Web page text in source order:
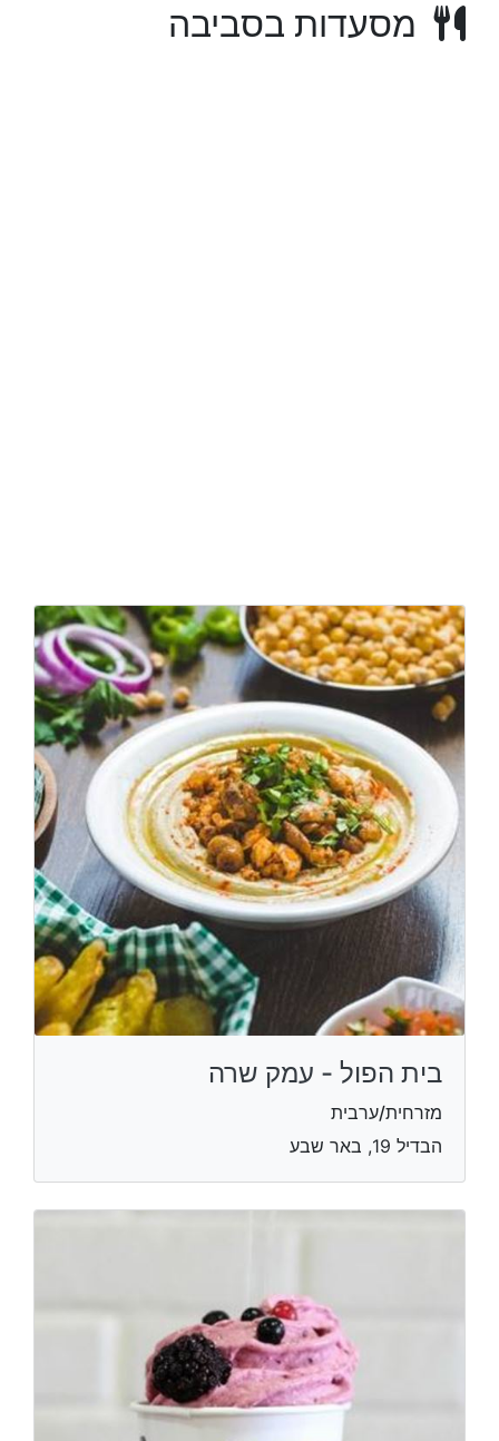
מסעדות בסביבה
בית הפול - עמק שרה
מזרחית/ערבית
הבדיל 19, באר שבע